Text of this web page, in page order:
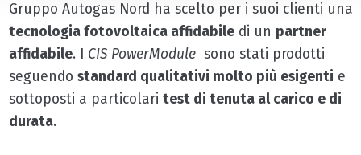
Gruppo Autogas Nord ha scelto per i suoi clienti una
tecnologia fotovoltaica affidabiledi un partner
affidabile. I CIS PowerModulesono stati prodotti
seguendo standard qualitativi molto più esigenti e
sottoposti a particolari test di tenuta al carico e di
durata.